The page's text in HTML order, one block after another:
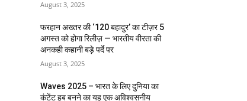
August 3, 2025
फरहान अख्तर की ‘120 बहादुर’ का टीज़र 5
अगस्त को होगा रिलीज़ — भारतीय वीरता की
अनकही कहानी बड़े पर्दे पर
August 3, 2025
Waves 2025 – भारत के लिए दुनिया का
कंटेंट हब बनने का यह एक अविश्वसनीय